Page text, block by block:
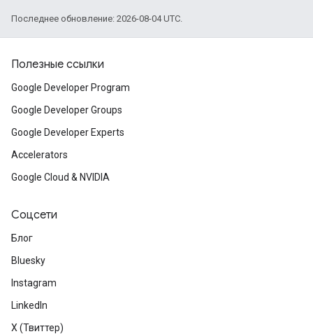
Последнее обновление: 2026-08-04 UTC.
Полезные ссылки
Google Developer Program
Google Developer Groups
Google Developer Experts
Accelerators
Google Cloud & NVIDIA
Соцсети
Блог
Bluesky
Instagram
LinkedIn
X (Твиттер)